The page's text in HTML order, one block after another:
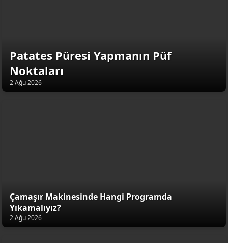
Patates Püresi Yapmanın Püf
Noktaları
2 Ağu 2026
Çamaşır Makinesinde Hangi Programda
Yıkamalıyız?
2 Ağu 2026